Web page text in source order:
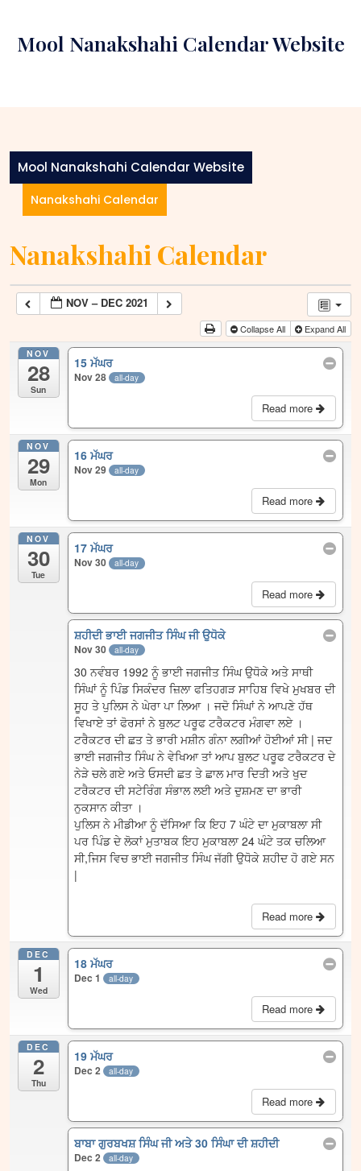
contentMool Nanakshahi Calendar Website
Mool Nanakshahi Calendar Website
Nanakshahi Calendar
Nanakshahi Calendar
NOV – DEC 2021
Collapse All Expand All
NOV
28
Sun
15 ਮੱਘਰ
Nov 28 all-day
Read more
NOV
29
Mon
16 ਮੱਘਰ
Nov 29 all-day
Read more
NOV
30
Tue
17 ਮੱਘਰ
Nov 30 all-day
Read more
ਸ਼ਹੀਦੀ ਭਾਈ ਜਗਜੀਤ ਸਿੰਘ ਜੀ ਉਧੋਕੇ
Nov 30 all-day
30 ਨਵੰਬਰ 1992 ਨੂੰ ਭਾਈ ਜਗਜੀਤ ਸਿੰਘ ਉਧੋਕੇ ਅਤੇ ਸਾਥੀ
ਸਿੰਘਾਂ ਨੂੰ ਪਿੰਡ ਸਿਕੰਦਰ ਜ਼ਿਲਾ ਫਤਿਹਗੜ ਸਾਹਿਬ ਵਿਖੇ ਮੁਖਬਰ ਦੀ
ਸੂਹ ਤੇ ਪੁਲਿਸ ਨੇ ਘੇਰਾ ਪਾ ਲਿਆ । ਜਦੋ ਸਿੰਘਾਂ ਨੇ ਆਪਣੇ ਹੱਥ
ਵਿਖਾਏ ਤਾਂ ਫੋਰਸਾਂ ਨੇ ਬੁਲਟ ਪਰੂਫ ਟਰੈਕਟਰ ਮੰਗਵਾ ਲਏ ।
ਟਰੈਕਟਰ ਦੀ ਛਤ ਤੇ ਭਾਰੀ ਮਸ਼ੀਨ ਗੰਨਾ ਲਗੀਆਂ ਹੋਈਆਂ ਸੀ | ਜਦ
ਭਾਈ ਜਗਜੀਤ ਸਿੰਘ ਨੇ ਵੇਖਿਆ ਤਾਂ ਆਪ ਬੁਲਟ ਪਰੂਫ ਟਰੈਕਟਰ ਦੇ
ਨੇੜੇ ਚਲੇ ਗਏ ਅਤੇ ਓਸਦੀ ਛਤ ਤੇ ਛਾਲ ਮਾਰ ਦਿਤੀ ਅਤੇ ਖੁਦ
ਟਰੈਕਟਰ ਦੀ ਸਟੇਰਿੰਗ ਸੰਭਾਲ ਲਈ ਅਤੇ ਦੁਸ਼ਮਣ ਦਾ ਭਾਰੀ
ਨੁਕਸਾਨ ਕੀਤਾ ।
ਪੁਲਿਸ ਨੇ ਮੀਡੀਆ ਨੂੰ ਦੱਸਿਆ ਕਿ ਇਹ 7 ਘੰਟੇ ਦਾ ਮੁਕਾਬਲਾ ਸੀ
ਪਰ ਪਿੰਡ ਦੇ ਲੋਕਾਂ ਮੁਤਾਬਕ ਇਹ ਮੁਕਾਬਲਾ 24 ਘੰਟੇ ਤਕ ਚਲਿਆ
ਸੀ,ਜਿਸ ਵਿਚ ਭਾਈ ਜਗਜੀਤ ਸਿੰਘ ਜੱਗੀ ਉਧੋਕੇ ਸ਼ਹੀਦ ਹੋ ਗਏ ਸਨ
|
Read more
DEC
1
Wed
18 ਮੱਘਰ
Dec 1 all-day
Read more
DEC
2
Thu
19 ਮੱਘਰ
Dec 2 all-day
Read more
ਬਾਬਾ ਗੁਰਬਖਸ਼ ਸਿੰਘ ਜੀ ਅਤੇ 30 ਸਿੰਘਾ ਦੀ ਸ਼ਹੀਦੀ
Dec 2 all-day